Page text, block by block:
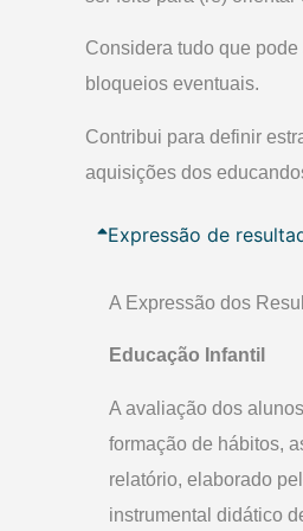
Considera tudo que
bloqueios eventuais.
Contribui para definir
aquisições dos
Expressão de
A Expressão dos
Educação Infantil
A avaliação dos
formação de hábitos,
relatório, elaborado
instrumental didático